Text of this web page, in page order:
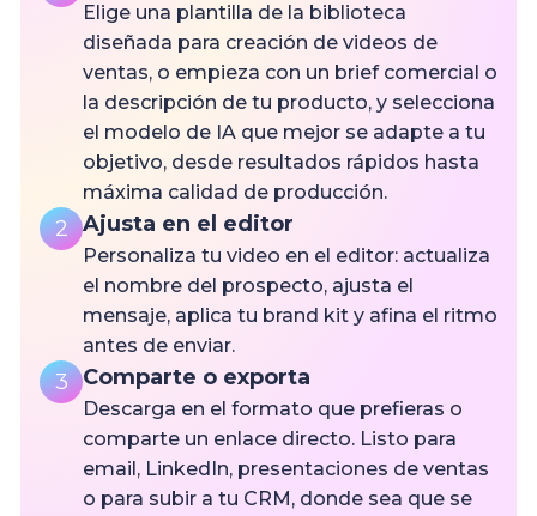
Elige una plantilla de la biblioteca
diseñada para creación de videos de
ventas, o empieza con un brief comercial o
la descripción de tu producto, y selecciona
el modelo de IA que mejor se adapte a tu
objetivo, desde resultados rápidos hasta
máxima calidad de producción.
2 Ajusta en el editor
Personaliza tu video en el editor: actualiza
el nombre del prospecto, ajusta el
mensaje, aplica tu brand kit y afina el ritmo
antes de enviar.
3 Comparte o exporta
Descarga en el formato que prefieras o
comparte un enlace directo. Listo para
email, LinkedIn, presentaciones de ventas
o para subir a tu CRM, donde sea que se